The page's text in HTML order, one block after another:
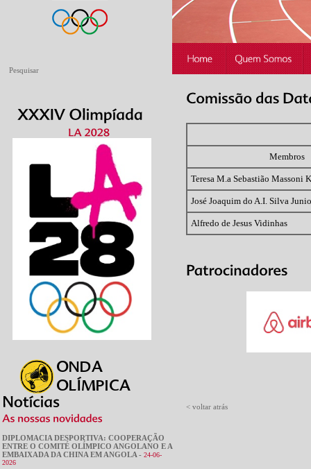
DIPLOMACIA DESPORTIVA: COOPERAÇÃO
ENTRE O COMITÉ OLÍMPICO ANGOLANO E A
EMBAIXADA DA CHINA EM ANGOLA - 24-06-
2026
Membros
Teresa M.a Sebastião Massoni
José Joaquim do A.I. Silva
Alfredo de Jesus Vidinhas
< voltar atrás